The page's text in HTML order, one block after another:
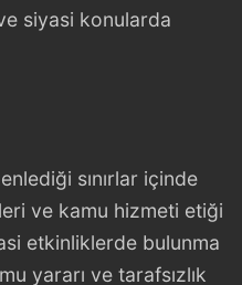
siyasi konularda
sınırlar içinde
ve kamu hizmeti etiği
etkinliklerde bulunma
yararı ve tarafsızlık